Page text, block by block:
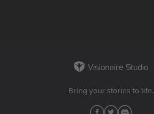
Bring your stories to life.